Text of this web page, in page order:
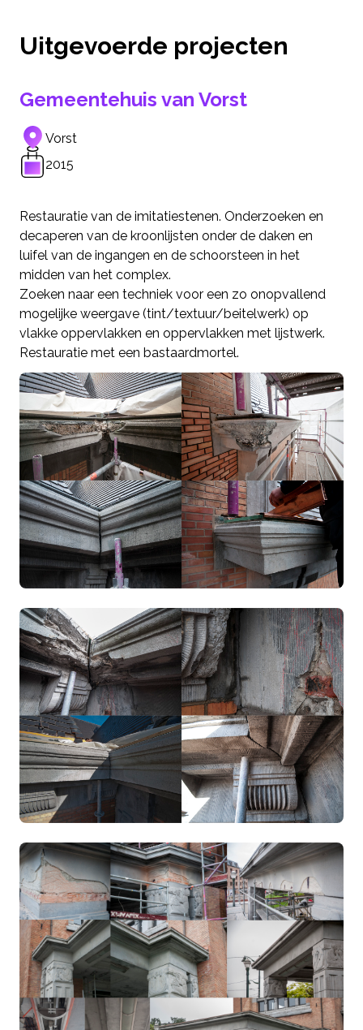
Uitgevoerde projecten
Gemeentehuis van Vorst
Vorst
2015
Restauratie van de imitatiestenen. Onderzoeken en
decaperen van de kroonlijsten onder de daken en
luifel van de ingangen en de schoorsteen in het
midden van het complex.
Zoeken naar een techniek voor een zo onopvallend
mogelijke weergave (tint/textuur/beitelwerk) op
vlakke oppervlakken en oppervlakken met lijstwerk.
Restauratie met een bastaardmortel.